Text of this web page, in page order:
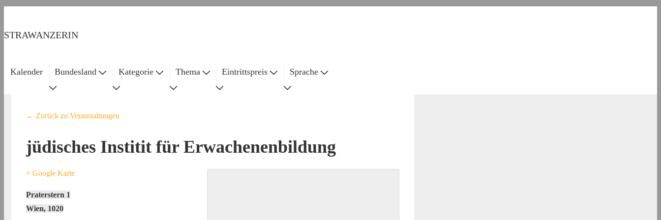
Inhalt
STRAWANZERIN
Kalender Bundesland Kategorie Thema Eintrittspreis Sprache
← Zurück zu Veranstaltungen
jüdisches Institit für Erwachenenbildung
+ Google Karte
Praterstern 1
Wien, 1020